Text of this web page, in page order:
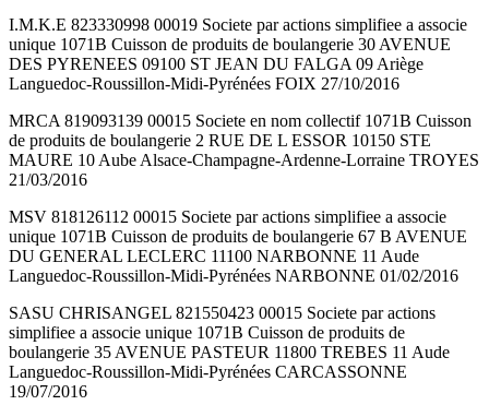
I.M.K.E 823330998 00019 Societe par actions simplifiee a associe
unique 1071B Cuisson de produits de boulangerie 30 AVENUE
DES PYRENEES 09100 ST JEAN DU FALGA 09 Ariège
Languedoc-Roussillon-Midi-Pyrénées FOIX 27/10/2016
MRCA 819093139 00015 Societe en nom collectif 1071B Cuisson
de produits de boulangerie 2 RUE DE L ESSOR 10150 STE
MAURE 10 Aube Alsace-Champagne-Ardenne-Lorraine TROYES
21/03/2016
MSV 818126112 00015 Societe par actions simplifiee a associe
unique 1071B Cuisson de produits de boulangerie 67 B AVENUE
DU GENERAL LECLERC 11100 NARBONNE 11 Aude
Languedoc-Roussillon-Midi-Pyrénées NARBONNE 01/02/2016
SASU CHRISANGEL 821550423 00015 Societe par actions
simplifiee a associe unique 1071B Cuisson de produits de
boulangerie 35 AVENUE PASTEUR 11800 TREBES 11 Aude
Languedoc-Roussillon-Midi-Pyrénées CARCASSONNE
19/07/2016